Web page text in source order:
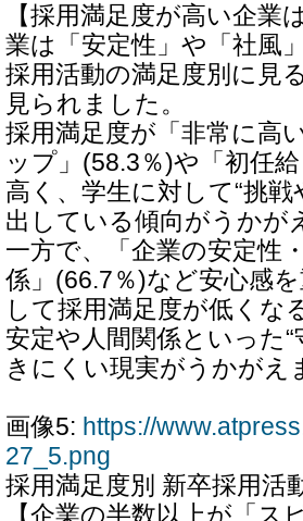
【採用満足度が高い企業
業は「安定性」や「社風
採用活動の満足度別に見
見られました。
採用満足度が「非常に高
ップ」(58.3％)や「初任
高く、学生に対して“挑
出している傾向がうかが
一方で、「企業の安定性
係」(66.7％)など安心感
して採用満足度が低くな
安定や人間関係といった
きにくい現実がうかがえ
画像5: https://
27_5.png
採用満足度別 新卒採用活
【企業の半数以上が「